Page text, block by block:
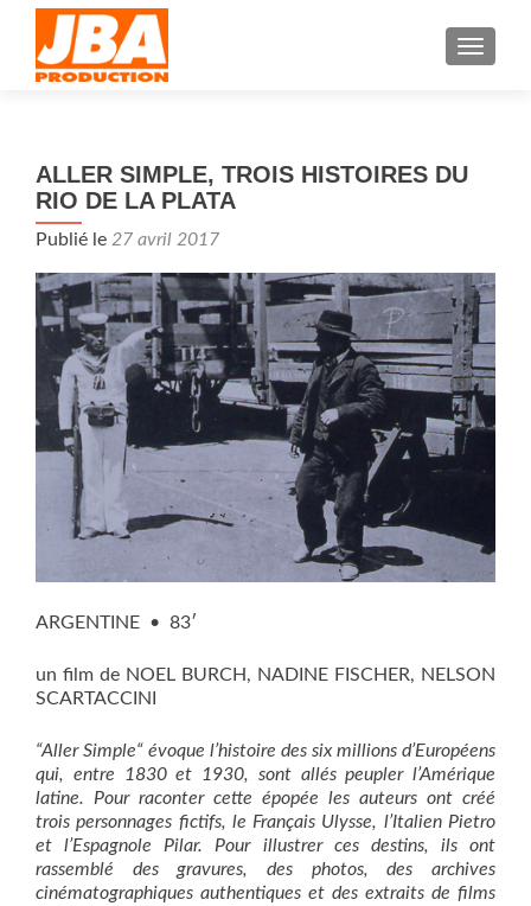
ALLER SIMPLE, TROIS HISTOIRES DU
RIO DE LA PLATA
Publié le 27 avril 2017
ARGENTINE • 83′
un film de NOEL BURCH, NADINE FISCHER, NELSON
SCARTACCINI
“Aller Simple“ évoque l’histoire des six millions d’Européens
qui, entre 1830 et 1930, sont allés peupler l’Amérique
latine. Pour raconter cette épopée les auteurs ont créé
trois personnages fictifs, le Français Ulysse, l’Italien Pietro
et l’Espagnole Pilar. Pour illustrer ces destins, ils ont
rassemblé des gravures, des photos, des archives
cinématographiques authentiques et des extraits de films